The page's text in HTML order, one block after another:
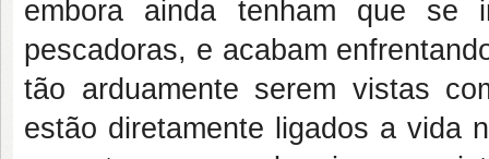
embora ainda tenham que se
pescadoras, e acabam
tão arduamente serem vistas
estão diretamente ligados a vida